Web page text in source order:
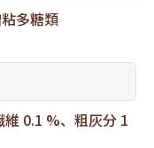
多糖類
0.1 %、粗灰分 1